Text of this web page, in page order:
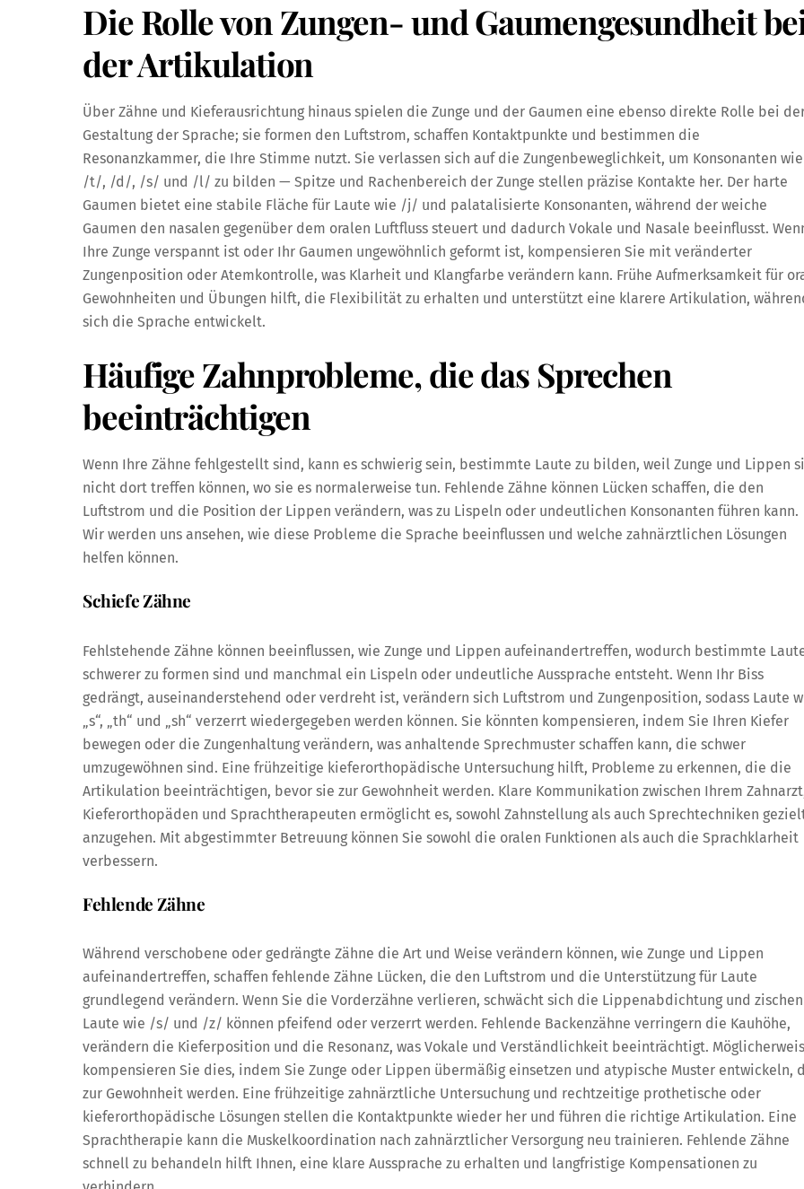
Die Rolle von Zungen- und Gaumengesundheit
der Artikulation
Über Zähne und Kieferausrichtung hinaus spielen die Zunge und der Gaumen eine ebenso direkte Rolle bei
Gestaltung der Sprache; sie formen den Luftstrom, schaffen Kontaktpunkte und bestimmen die
Resonanzkammer, die Ihre Stimme nutzt. Sie verlassen sich auf die Zungenbeweglichkeit, um Konsonanten wie
/t/, /d/, /s/ und /l/ zu bilden — Spitze und Rachenbereich der Zunge stellen präzise Kontakte her. Der harte
Gaumen bietet eine stabile Fläche für Laute wie /j/ und palatalisierte Konsonanten, während der weiche
Gaumen den nasalen gegenüber dem oralen Luftfluss steuert und dadurch Vokale und Nasale beeinflusst.
Ihre Zunge verspannt ist oder Ihr Gaumen ungewöhnlich geformt ist, kompensieren Sie mit veränderter
Zungenposition oder Atemkontrolle, was Klarheit und Klangfarbe verändern kann. Frühe Aufmerksamkeit für
Gewohnheiten und Übungen hilft, die Flexibilität zu erhalten und unterstützt eine klarere Artikulation,
sich die Sprache entwickelt.
Häufige Zahnprobleme, die das Sprechen
beeinträchtigen
Wenn Ihre Zähne fehlgestellt sind, kann es schwierig sein, bestimmte Laute zu bilden, weil Zunge und Lippen
nicht dort treffen können, wo sie es normalerweise tun. Fehlende Zähne können Lücken schaffen, die den
Luftstrom und die Position der Lippen verändern, was zu Lispeln oder undeutlichen Konsonanten führen kann.
Wir werden uns ansehen, wie diese Probleme die Sprache beeinflussen und welche zahnärztlichen Lösungen
helfen können.
Schiefe Zähne
Fehlstehende Zähne können beeinflussen, wie Zunge und Lippen aufeinandertreffen, wodurch bestimmte
schwerer zu formen sind und manchmal ein Lispeln oder undeutliche Aussprache entsteht. Wenn Ihr Biss
gedrängt, auseinanderstehend oder verdreht ist, verändern sich Luftstrom und Zungenposition, sodass Laute
„s“, „th“ und „sh“ verzerrt wiedergegeben werden können. Sie könnten kompensieren, indem Sie Ihren Kiefer
bewegen oder die Zungenhaltung verändern, was anhaltende Sprechmuster schaffen kann, die schwer
umzugewöhnen sind. Eine frühzeitige kieferorthopädische Untersuchung hilft, Probleme zu erkennen, die die
Artikulation beeinträchtigen, bevor sie zur Gewohnheit werden. Klare Kommunikation zwischen Ihrem
Kieferorthopäden und Sprachtherapeuten ermöglicht es, sowohl Zahnstellung als auch Sprechtechniken
anzugehen. Mit abgestimmter Betreuung können Sie sowohl die oralen Funktionen als auch die Sprachklarheit
verbessern.
Fehlende Zähne
Während verschobene oder gedrängte Zähne die Art und Weise verändern können, wie Zunge und Lippen
aufeinandertreffen, schaffen fehlende Zähne Lücken, die den Luftstrom und die Unterstützung für Laute
grundlegend verändern. Wenn Sie die Vorderzähne verlieren, schwächt sich die Lippenabdichtung und
Laute wie /s/ und /z/ können pfeifend oder verzerrt werden. Fehlende Backenzähne verringern die Kauhöhe,
verändern die Kieferposition und die Resonanz, was Vokale und Verständlichkeit beeinträchtigt.
kompensieren Sie dies, indem Sie Zunge oder Lippen übermäßig einsetzen und atypische Muster entwickeln,
zur Gewohnheit werden. Eine frühzeitige zahnärztliche Untersuchung und rechtzeitige prothetische oder
kieferorthopädische Lösungen stellen die Kontaktpunkte wieder her und führen die richtige Artikulation. Eine
Sprachtherapie kann die Muskelkoordination nach zahnärztlicher Versorgung neu trainieren. Fehlende Zähne
schnell zu behandeln hilft Ihnen, eine klare Aussprache zu erhalten und langfristige Kompensationen zu